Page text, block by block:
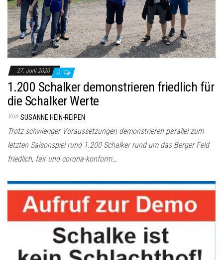
27. Juni 2020 0
1.200 Schalker demonstrieren friedlich für
die Schalker Werte
Von SUSANNE HEIN-REIPEN
Trotz schwieriger Voraussetzungen demonstrieren parallel zum
letzten Saisonspiel rund 1.200 Schalker rund um das Berger Feld
friedlich, fair und corona-konform…